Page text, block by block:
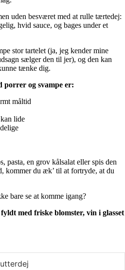
uden besværet med at rulle tærtedej:
hvid sauce, og bages under et
stor tartelet (ja, jeg kender mine
sælger den til jer), og den kan
tænke dig.
porrer og svampe er:
måltid
lide
pasta, en grov kålsalat eller spis den
kommer du æk’ til at fortryde, at du
bare se at komme igang?
med friske blomster, vin i glasset